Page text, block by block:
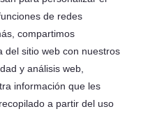
eDiversa Group
de redes
compartimos
del sitio web con nuestros
y análisis web,
información que les
a partir del uso